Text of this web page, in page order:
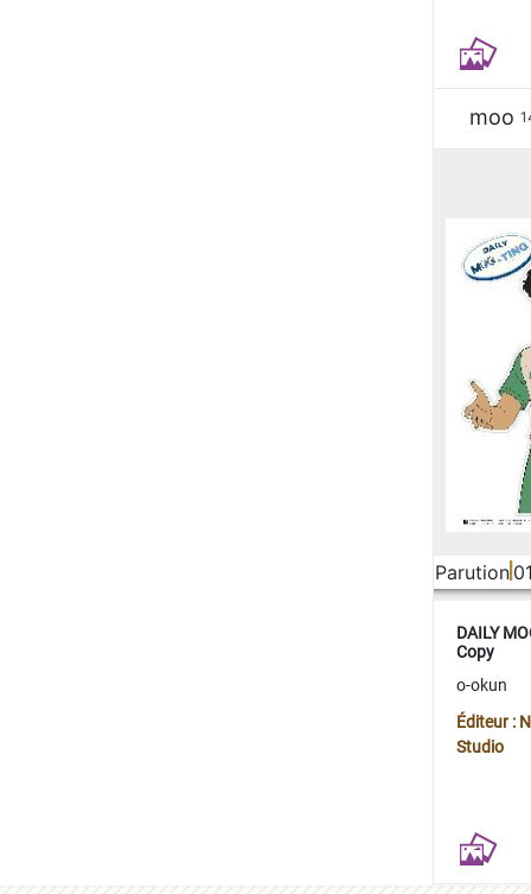
moo
Parution
DAILY
Copy
o-okun
Éditeur :
Studio